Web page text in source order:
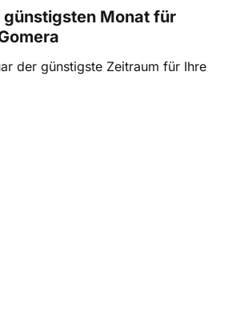
günstigsten Monat für
der günstigste Zeitraum für Ihre